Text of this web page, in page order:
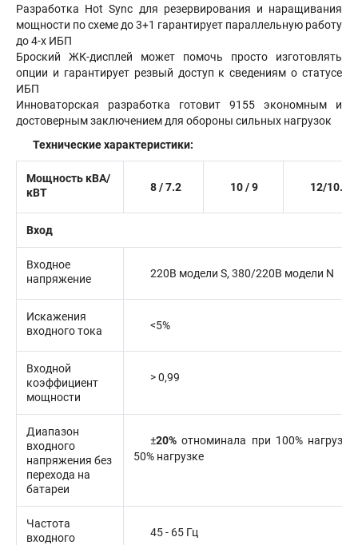
Разработка Hot Sync для резервирования и наращивания
мощности по схеме до 3+1 гарантирует параллельную работу
до 4-х ИБП
Броский ЖК-дисплей может помочь просто изготовлять
опции и гарантирует резвый доступ к сведениям о статусе
ИБП
Инноваторская разработка готовит 9155 экономным и
достоверным заключением для обороны сильных нагрузок
Технические характеристики:
Мощность кВА/
кВТ
8 / 7.2 10 / 9 12/10.8
Вход
Входное
напряжение
220В модели S, 380/220В модели N
Искажения
входного тока
<5%
Входной
коэффициент
мощности
> 0,99
Диапазон
входного
напряжения без
перехода на
батареи
±20%отноминала при 100%
50% нагрузке
Частота
входного
45 - 65 Гц